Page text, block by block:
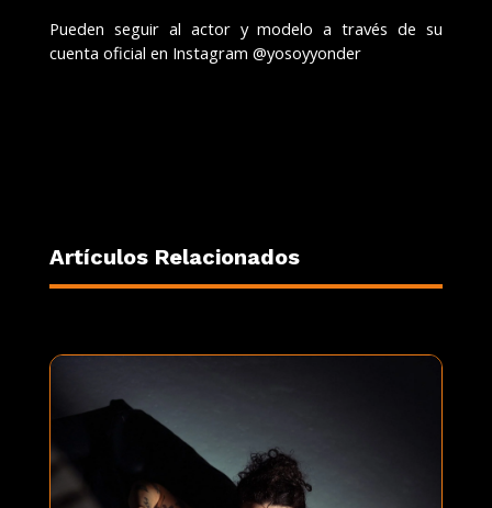
Pueden seguir al actor y modelo a través de su
cuenta oficial en Instagram @yosoyyonder
Artículos Relacionados